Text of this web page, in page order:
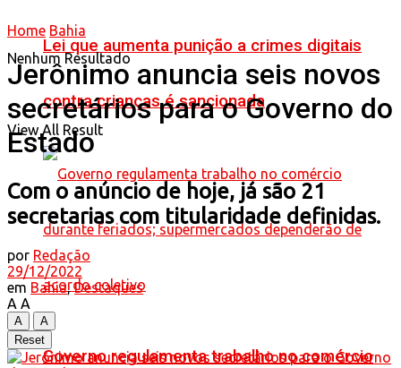
Lei que aumenta punição a crimes digitais
contra crianças é sancionada
Governo regulamenta trabalho no comércio
Nenhum Resultado
View All Result
Home Bahia
Jerônimo anuncia seis novos
secretários para o Governo do
Estado
Com o anúncio de hoje, já são 21
secretarias com titularidade definidas.
por Redação
29/12/2022
em Bahia,Destaques
A A
A
A
Reset